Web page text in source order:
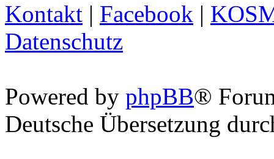
Kontakt | Facebook |
Datenschutz
Powered by phpBB®
Deutsche Übersetzung